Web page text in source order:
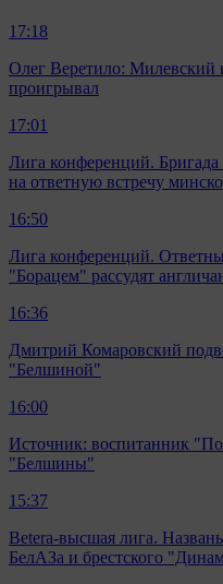
17:18
Олег Веретило: Милевский
проигрывал
17:01
Лига конференций.
на ответную встречу
16:50
Лига конференций.
"Борацем" рассудят
16:36
Дмитрий Комаровский
"Белшиной"
16:00
Источник: воспитанник
"Белшины"
15:37
Betera-высшая лига.
БелАЗа и брестского